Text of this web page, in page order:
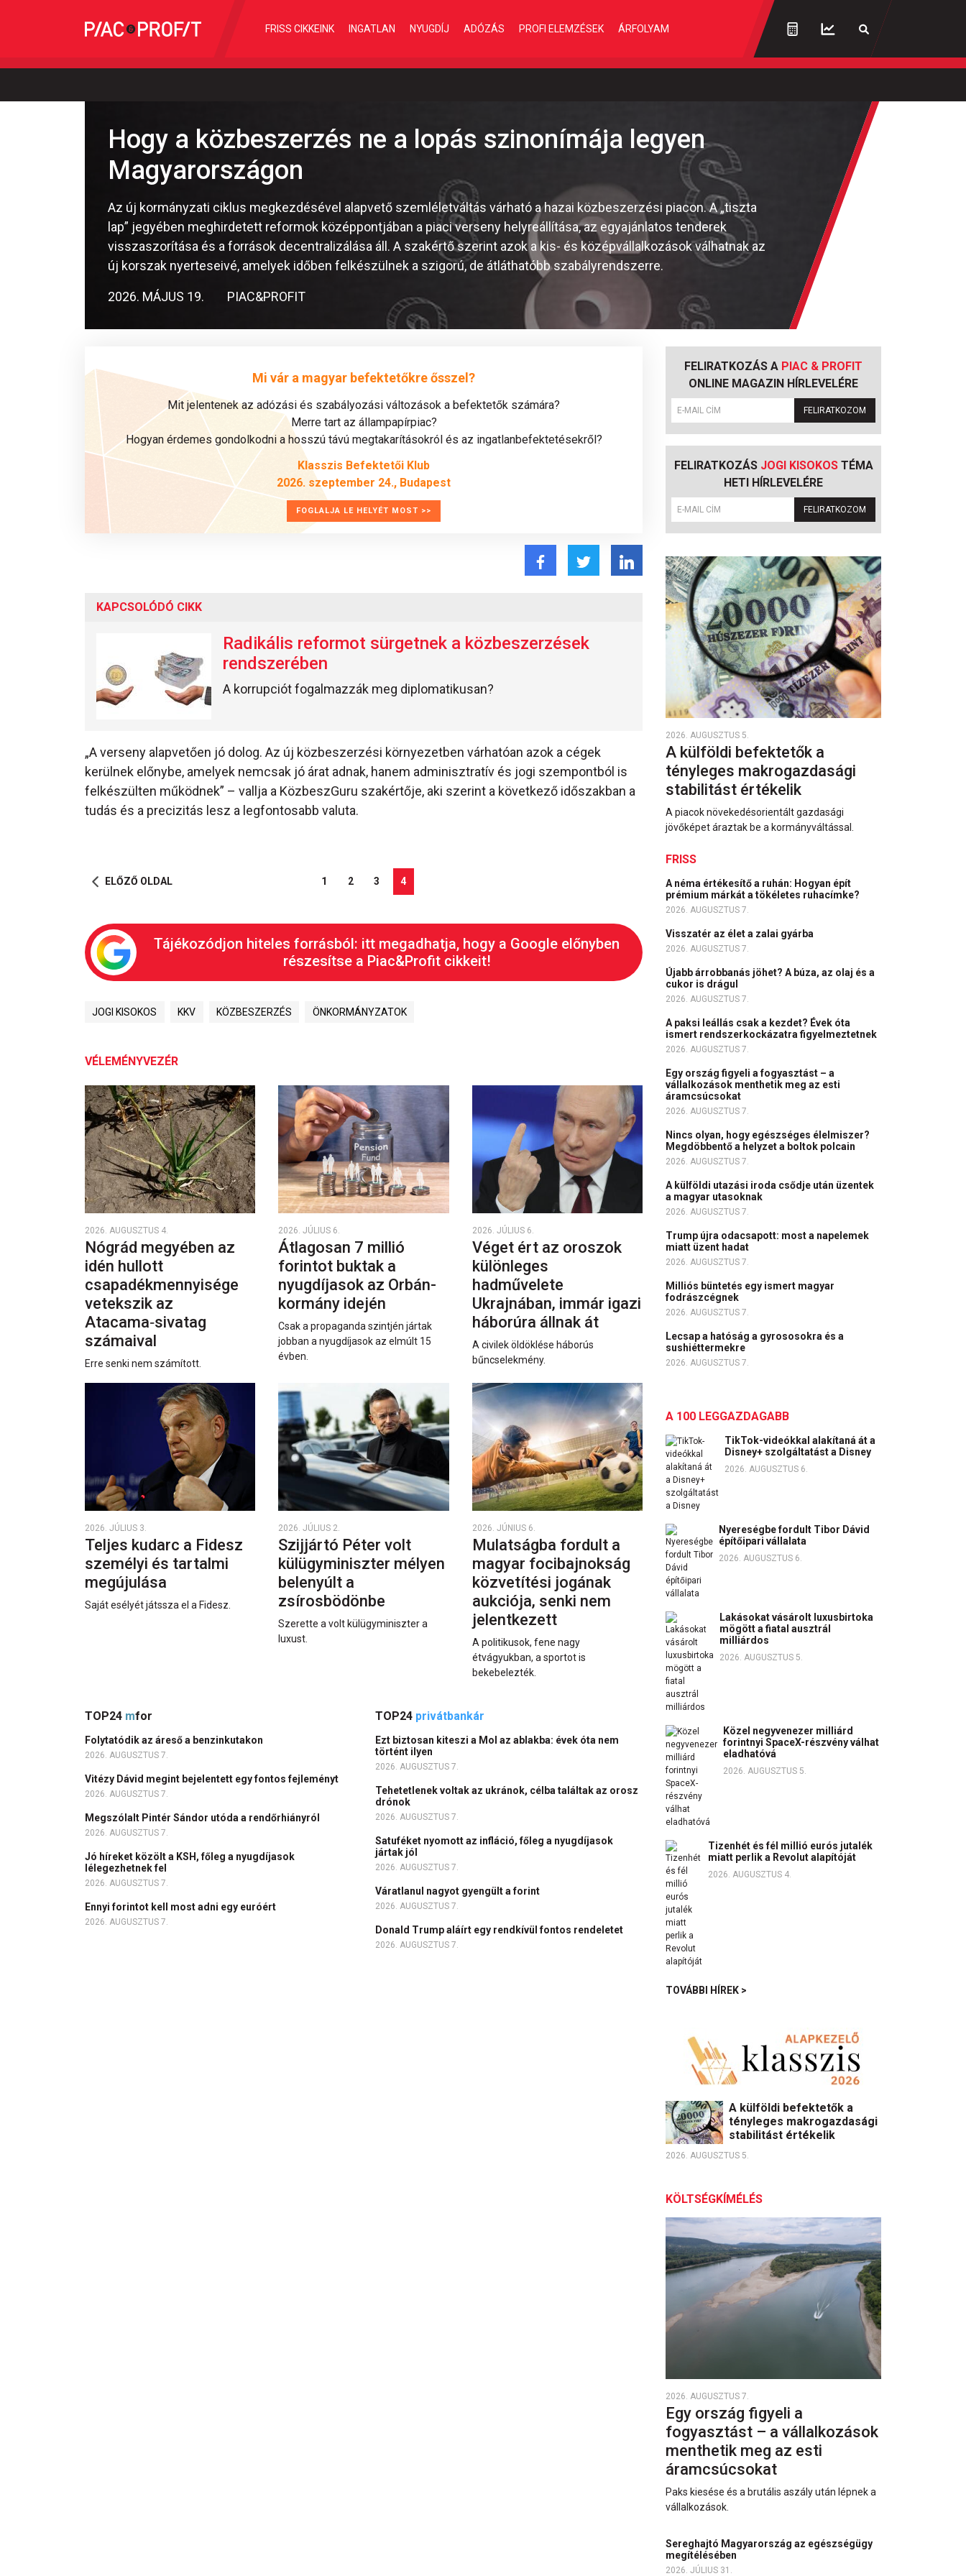
FRISS CIKKEINK INGATLAN NYUGDÍJ ADÓZÁS PROFI ELEMZÉSEK ÁRFOLYAM
Hogy a közbeszerzés ne a lopás szinonímája legyen
Magyarországon
Az új kormányzati ciklus megkezdésével alapvető szemléletváltás várható a hazai közbeszerzési piacon. A „tiszta
lap” jegyében meghirdetett reformok középpontjában a piaci verseny helyreállítása, az egyajánlatos tenderek
visszaszorítása és a források decentralizálása áll. A szakértő szerint azok a kis- és középvállalkozások válhatnak az
új korszak nyerteseivé, amelyek időben felkészülnek a szigorú, de átláthatóbb szabályrendszerre.
2026. MÁJUS 19. PIAC&PROFIT
Mi vár a magyar befektetőkre ősszel?
Mit jelentenek az adózási és szabályozási változások a befektetők számára?
Merre tart az állampapírpiac?
Hogyan érdemes gondolkodni a hosszú távú megtakarításokról és az ingatlanbefektetésekről?
Klasszis Befektetői Klub
2026. szeptember 24., Budapest
FOGLALJA LE HELYÉT MOST >>
KAPCSOLÓDÓ CIKK
Radikális reformot sürgetnek a közbeszerzések
rendszerében
A korrupciót fogalmazzák meg diplomatikusan?
„A verseny alapvetően jó dolog. Az új közbeszerzési környezetben várhatóan azok a cégek
kerülnek előnybe, amelyek nemcsak jó árat adnak, hanem adminisztratív és jogi szempontból is
felkészülten működnek” – vallja a KözbeszGuru szakértője, aki szerint a következő időszakban a
tudás és a precizitás lesz a legfontosabb valuta.
ELŐZŐ OLDAL 1 2 3 4
Tájékozódjon hiteles forrásból: itt megadhatja, hogy a Google előnyben
részesítse a Piac&Profit cikkeit!
JOGI KISOKOS KKV KÖZBESZERZÉS ÖNKORMÁNYZATOK
VÉLEMÉNYVEZÉR
2026. AUGUSZTUS 4.
Nógrád megyében az
idén hullott
csapadékmennyisége
vetekszik az
Atacama‑sivatag
számaival
Erre senki nem számított.
2026. JÚLIUS 6.
Átlagosan 7 millió
forintot buktak a
nyugdíjasok az Orbán-
kormány idején
Csak a propaganda szintjén jártak
jobban a nyugdíjasok az elmúlt 15
évben.
2026. JÚLIUS 6.
Véget ért az oroszok
különleges
hadművelete
Ukrajnában, immár igazi
háborúra állnak át
A civilek öldöklése háborús
bűncselekmény.
2026. JÚLIUS 3.
Teljes kudarc a Fidesz
személyi és tartalmi
megújulása
Saját esélyét játssza el a Fidesz.
2026. JÚLIUS 2.
Szijjártó Péter volt
külügyminiszter mélyen
belenyúlt a
zsírosbödönbe
Szerette a volt külügyminiszter a
luxust.
2026. JÚNIUS 6.
Mulatságba fordult a
magyar focibajnokság
közvetítési jogának
aukciója, senki nem
jelentkezett
A politikusok, fene nagy
étvágyukban, a sportot is
bekebelezték.
TOP24 mfor
Folytatódik az áreső a benzinkutakon
2026. AUGUSZTUS 7.
Vitézy Dávid megint bejelentett egy fontos fejleményt
2026. AUGUSZTUS 7.
Megszólalt Pintér Sándor utóda a rendőrhiányról
2026. AUGUSZTUS 7.
Jó híreket közölt a KSH, főleg a nyugdíjasok
lélegezhetnek fel
2026. AUGUSZTUS 7.
Ennyi forintot kell most adni egy euróért
2026. AUGUSZTUS 7.
TOP24 privátbankár
Ezt biztosan kiteszi a Mol az ablakba: évek óta nem
történt ilyen
2026. AUGUSZTUS 7.
Tehetetlenek voltak az ukránok, célba találtak az orosz
drónok
2026. AUGUSZTUS 7.
Satuféket nyomott az infláció, főleg a nyugdíjasok
jártak jól
2026. AUGUSZTUS 7.
Váratlanul nagyot gyengült a forint
2026. AUGUSZTUS 7.
Donald Trump aláírt egy rendkívül fontos rendeletet
2026. AUGUSZTUS 7.
FELIRATKOZÁS A PIAC & PROFIT
ONLINE MAGAZIN HÍRLEVELÉRE
FELIRATKOZOM
FELIRATKOZÁS JOGI KISOKOSTÉMA
HETI HÍRLEVELÉRE
FELIRATKOZOM
2026. AUGUSZTUS 5.
A külföldi befektetők a
tényleges makrogazdasági
stabilitást értékelik
A piacok növekedésorientált gazdasági
jövőképet áraztak be a kormányváltással.
FRISS
A néma értékesítő a ruhán: Hogyan épít
prémium márkát a tökéletes ruhacímke?
2026. AUGUSZTUS 7.
Visszatér az élet a zalai gyárba
2026. AUGUSZTUS 7.
Újabb árrobbanás jöhet? A búza, az olaj és a
cukor is drágul
2026. AUGUSZTUS 7.
A paksi leállás csak a kezdet? Évek óta
ismert rendszerkockázatra figyelmeztetnek
2026. AUGUSZTUS 7.
Egy ország figyeli a fogyasztást – a
vállalkozások menthetik meg az esti
áramcsúcsokat
2026. AUGUSZTUS 7.
Nincs olyan, hogy egészséges élelmiszer?
Megdöbbentő a helyzet a boltok polcain
2026. AUGUSZTUS 7.
A külföldi utazási iroda csődje után üzentek
a magyar utasoknak
2026. AUGUSZTUS 7.
Trump újra odacsapott: most a napelemek
miatt üzent hadat
2026. AUGUSZTUS 7.
Milliós büntetés egy ismert magyar
fodrászcégnek
2026. AUGUSZTUS 7.
Lecsap a hatóság a gyrososokra és a
sushiéttermekre
2026. AUGUSZTUS 7.
A 100 LEGGAZDAGABB
TikTok-videókkal alakítaná át a
Disney+ szolgáltatást a Disney
2026. AUGUSZTUS 6.
Nyereségbe fordult Tibor Dávid
építőipari vállalata
2026. AUGUSZTUS 6.
Lakásokat vásárolt luxusbirtoka
mögött a fiatal ausztrál
milliárdos
2026. AUGUSZTUS 5.
Közel negyvenezer milliárd
forintnyi SpaceX-részvény válhat
eladhatóvá
2026. AUGUSZTUS 5.
Tizenhét és fél millió eurós jutalék
miatt perlik a Revolut alapítóját
2026. AUGUSZTUS 4.
TOVÁBBI HÍREK >
A külföldi befektetők a
tényleges makrogazdasági
stabilitást értékelik
2026. AUGUSZTUS 5.
KÖLTSÉGKÍMÉLÉS
2026. AUGUSZTUS 7.
Egy ország figyeli a
fogyasztást – a vállalkozások
menthetik meg az esti
áramcsúcsokat
Paks kiesése és a brutális aszály után lépnek a
vállalkozások.
Sereghajtó Magyarország az egészségügy
megítélésében
2026. JÚLIUS 31.